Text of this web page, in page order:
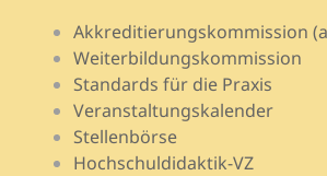
Akkreditierungskommission
Weiterbildungskommission
Standards für die Praxis
Veranstaltungskalender
Stellenbörse
Hochschuldidaktik-VZ